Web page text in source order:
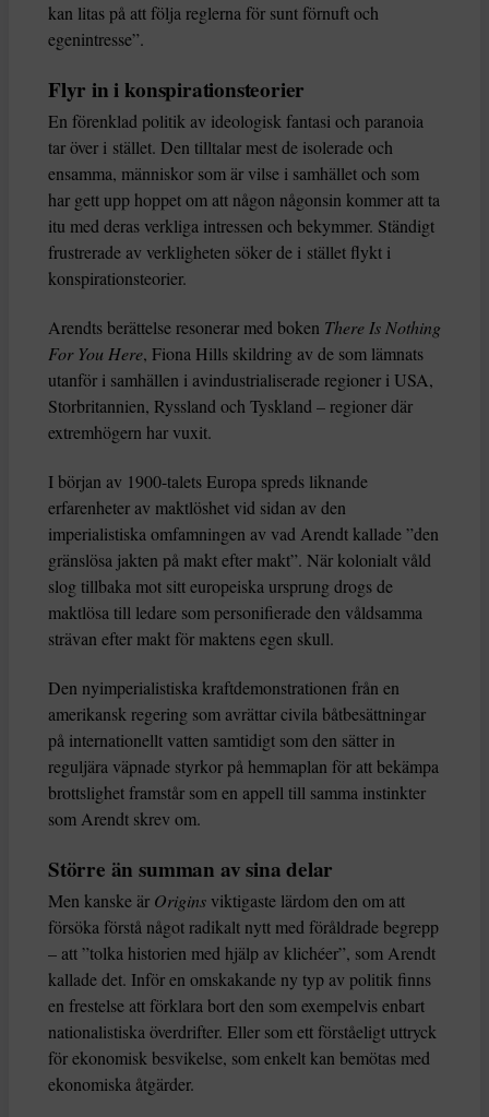
kan litas på att följa reglerna för sunt förnuft och
egenintresse”.
Flyr in i konspirationsteorier
En förenklad politik av ideologisk fantasi och paranoia
tar över i stället. Den tilltalar mest de isolerade och
ensamma, människor som är vilse i samhället och som
har gett upp hoppet om att någon någonsin kommer att ta
itu med deras verkliga intressen och bekymmer. Ständigt
frustrerade av verkligheten söker de i stället flykt i
konspirationsteorier.
Arendts berättelse resonerar med boken There Is Nothing
For You Here, Fiona Hills skildring av de som lämnats
utanför i samhällen i avindustrialiserade regioner i USA,
Storbritannien, Ryssland och Tyskland – regioner där
extremhögern har vuxit.
I början av 1900-talets Europa spreds liknande
erfarenheter av maktlöshet vid sidan av den
imperialistiska omfamningen av vad Arendt kallade ”den
gränslösa jakten på makt efter makt”. När kolonialt våld
slog tillbaka mot sitt europeiska ursprung drogs de
maktlösa till ledare som personifierade den våldsamma
strävan efter makt för maktens egen skull.
Den nyimperialistiska kraftdemonstrationen från en
amerikansk regering som avrättar civila båtbesättningar
på internationellt vatten samtidigt som den sätter in
reguljära väpnade styrkor på hemmaplan för att bekämpa
brottslighet framstår som en appell till samma instinkter
som Arendt skrev om.
Större än summan av sina delar
Men kanske är Origins viktigaste lärdom den om att
försöka förstå något radikalt nytt med föråldrade begrepp
– att ”tolka historien med hjälp av klichéer”, som Arendt
kallade det. Inför en omskakande ny typ av politik finns
en frestelse att förklara bort den som exempelvis enbart
nationalistiska överdrifter. Eller som ett förståeligt uttryck
för ekonomisk besvikelse, som enkelt kan bemötas med
ekonomiska åtgärder.